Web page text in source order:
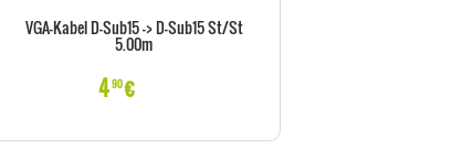
VGA-Kabel D-Sub15 -> D-Sub15 St/St
5.00m
490€